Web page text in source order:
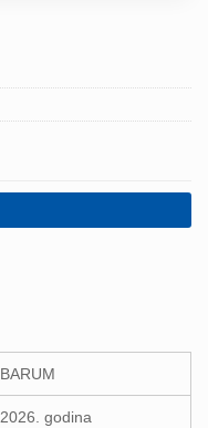
BARUM
2026. godina